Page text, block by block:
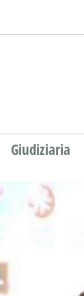
Giudiziaria